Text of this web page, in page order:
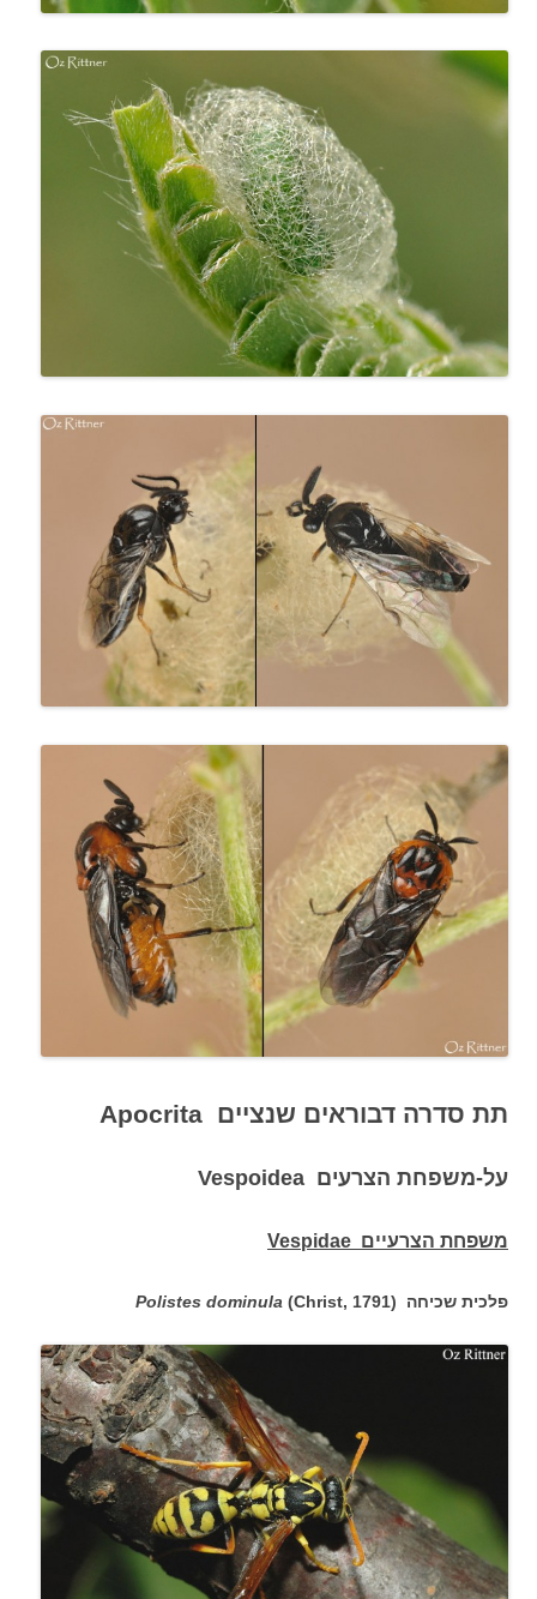
תת סדרה דבוראים שנציים Apocrita
על-משפחת הצרעים Vespoidea
משפחת הצרעיים Vespidae
Polistes dominula (Christ, 1791) פלכית שכיחה